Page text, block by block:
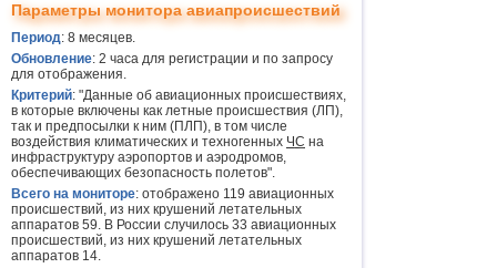
Параметры монитора авиапроисшествий
Период: 8 месяцев.
Обновление: 2 часа для регистрации и по запросу
для отображения.
Критерий: "Данные об авиационных происшествиях,
в которые включены как летные происшествия (ЛП),
так и предпосылки к ним (ПЛП), в том числе
воздействия климатических и техногенных ЧС на
инфраструктуру аэропортов и аэродромов,
обеспечивающих безопасность полетов".
Всего на мониторе: отображено 119 авиационных
происшествий, из них крушений летательных
аппаратов 59. В России случилось 33 авиационных
происшествий, из них крушений летательных
аппаратов 14.